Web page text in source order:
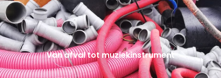
Van afval tot muziekinstrument